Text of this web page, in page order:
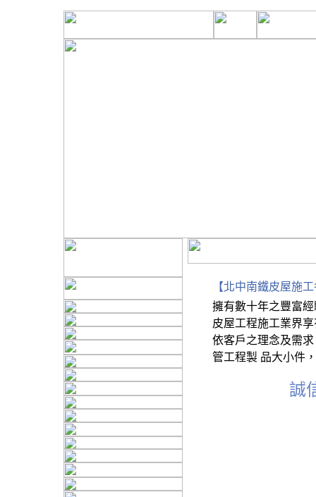
【北中南鐵皮屋施
擁有數十年之豐富
皮屋工程施工業界
依客戶之理念及需
管工程製 品大小件
誠